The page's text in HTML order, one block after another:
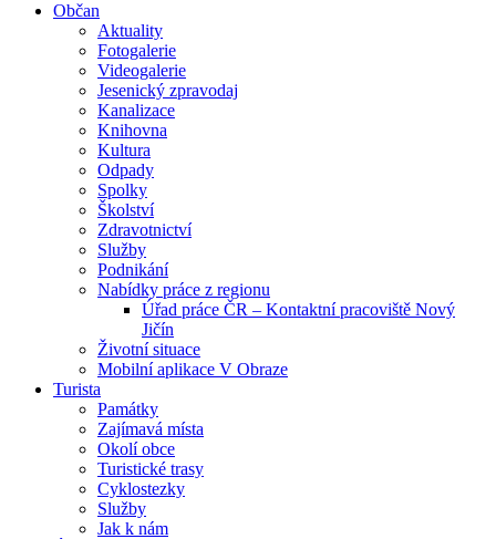
Občan
Aktuality
Fotogalerie
Videogalerie
Jesenický zpravodaj
Kanalizace
Knihovna
Kultura
Odpady
Spolky
Školství
Zdravotnictví
Služby
Podnikání
Nabídky práce z regionu
Úřad práce ČR – Kontaktní pracoviště Nový
Jičín
Životní situace
Mobilní aplikace V Obraze
Turista
Památky
Zajímavá místa
Okolí obce
Turistické trasy
Cyklostezky
Služby
Jak k nám